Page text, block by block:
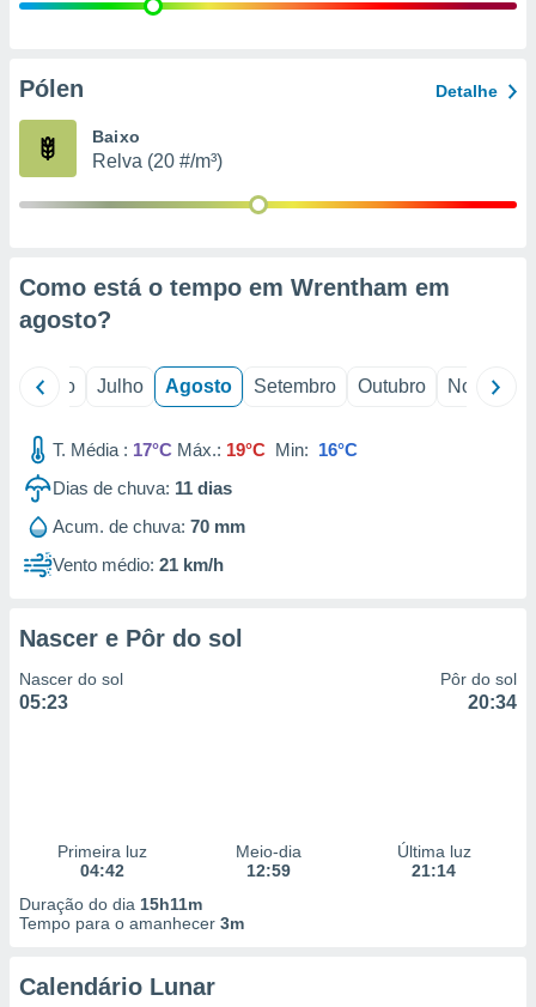
e
de
Pólen Detalhe
Baixo
Relva (20 #/m³)
Como está o tempo em Wrentham em
agosto?
Junho Julho Agosto Setembro Outubro Novembro
T. Média : 17°C Máx.: 19°C Min: 16°C
Dias de chuva: 11 dias
Acum. de chuva: 70 mm
Vento médio: 21 km/h
Nascer e Pôr do sol
Nascer do sol
05:23
Pôr do sol
20:34
Primeira luz
04:42
Meio-dia
12:59
Última luz
21:14
Duração do dia 15h11m
Tempo para o amanhecer 3m
Calendário Lunar